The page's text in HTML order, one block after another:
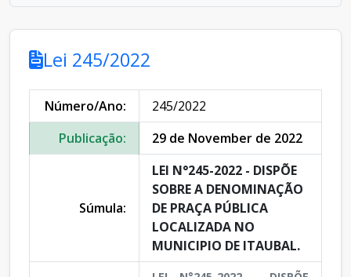
Lei 245/2022
Número/Ano:
245/2022
Publicação:
29 de November de 2022
Súmula:
LEI N°245-2022 - DISPÕE
SOBRE A DENOMINAÇÃO
DE PRAÇA PÚBLICA
LOCALIZADA NO
MUNICIPIO DE ITAUBAL.